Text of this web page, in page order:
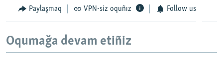
RFE/RS bütün saytları
Paylaşmaq VPN-siz oquñız Follow us
Oqumağa devam etiñiz